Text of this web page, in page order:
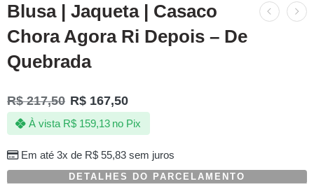
Blusa | Jaqueta | Casaco
Chora Agora Ri Depois – De
Quebrada
R$217,50 R$ 167,50
Em até 3x de R$55,83sem juros
À vista R$159,13 no Pix
DETALHES DO PARCELAMENTO